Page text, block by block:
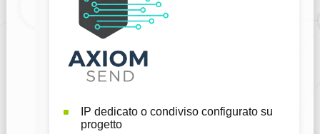
IP dedicato o condiviso configurato su
progetto